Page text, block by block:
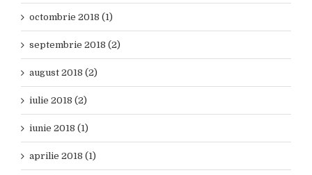
octombrie 2018 (1)
septembrie 2018 (2)
august 2018 (2)
iulie 2018 (2)
iunie 2018 (1)
aprilie 2018 (1)